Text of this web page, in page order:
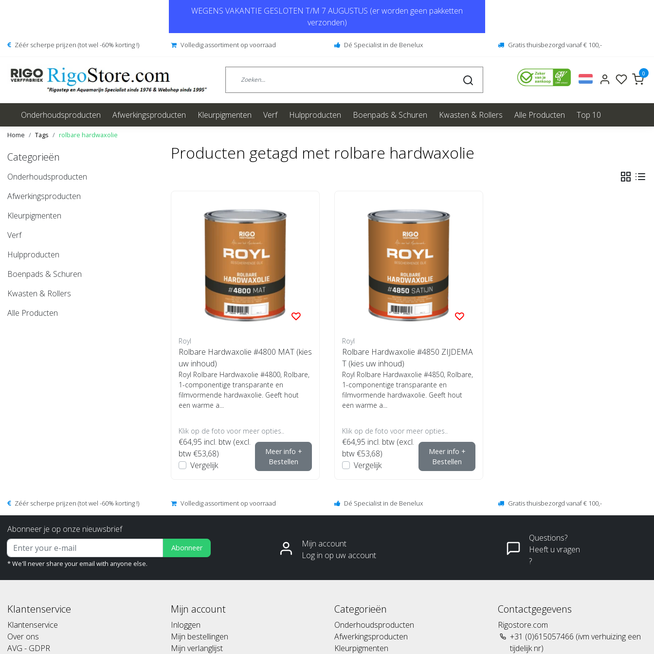
WEGENS VAKANTIE GESLOTEN T/M 7 AUGUSTUS (er worden geen pakketten
verzonden)
Zéér scherpe prijzen (tot wel -60% korting !) Volledig assortiment op voorraad Dé Specialist in de Benelux Gratis thuisbezorgd vanaf € 100,-
0
Onderhoudsproducten Afwerkingsproducten Kleurpigmenten Verf Hulpproducten Boenpads & Schuren Kwasten & Rollers Alle Producten Top 10
Home Tags rolbare hardwaxolie
Categorieën
Onderhoudsproducten
Afwerkingsproducten
Kleurpigmenten
Verf
Hulpproducten
Boenpads & Schuren
Kwasten & Rollers
Alle Producten
Producten getagd met rolbare hardwaxolie
Royl
Rolbare Hardwaxolie #4800 MAT (kies
uw inhoud)
Royl Rolbare Hardwaxolie #4800, Rolbare,
1-componentige transparante en
filmvormende hardwaxolie. Geeft hout
een warme a...
Klik op de foto voor meer opties..
€64,95 incl. btw (excl.
btw €53,68)
Vergelijk
Meer info +
Bestellen
Royl
Rolbare Hardwaxolie #4850 ZIJDEMA
T (kies uw inhoud)
Royl Rolbare Hardwaxolie #4850, Rolbare,
1-componentige transparante en
filmvormende hardwaxolie. Geeft hout
een warme a...
Klik op de foto voor meer opties..
€64,95 incl. btw (excl.
btw €53,68)
Vergelijk
Meer info +
Bestellen
Zéér scherpe prijzen (tot wel -60% korting !) Volledig assortiment op voorraad Dé Specialist in de Benelux Gratis thuisbezorgd vanaf € 100,-
Abonneer je op onze nieuwsbrief
Abonneer
* We'll never share your email with anyone else.
Mijn account
Log in op uw account
Questions?
Heeft u vragen
?
Klantenservice
Klantenservice
Over ons
AVG - GDPR
Mijn account
Inloggen
Mijn bestellingen
Mijn verlanglijst
Categorieën
Onderhoudsproducten
Afwerkingsproducten
Kleurpigmenten
Contactgegevens
Rigostore.com
+31 (0)615057466 (ivm verhuizing een
tijdelijk nr)